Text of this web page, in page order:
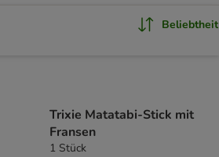
Beliebtheit
Trixie Matatabi-Stick mit
Fransen
1 Stück